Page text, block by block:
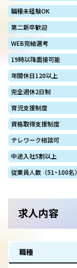
職種未経験OK
第二新卒歓迎
WEB完結選考
19時以降面接可能
年間休日120以上
完全週休2日制
育児支援制度
資格取得支援制度
テレワーク相談可
中途入社5割以上
従業員人数（51~100名）
求人内容
職種